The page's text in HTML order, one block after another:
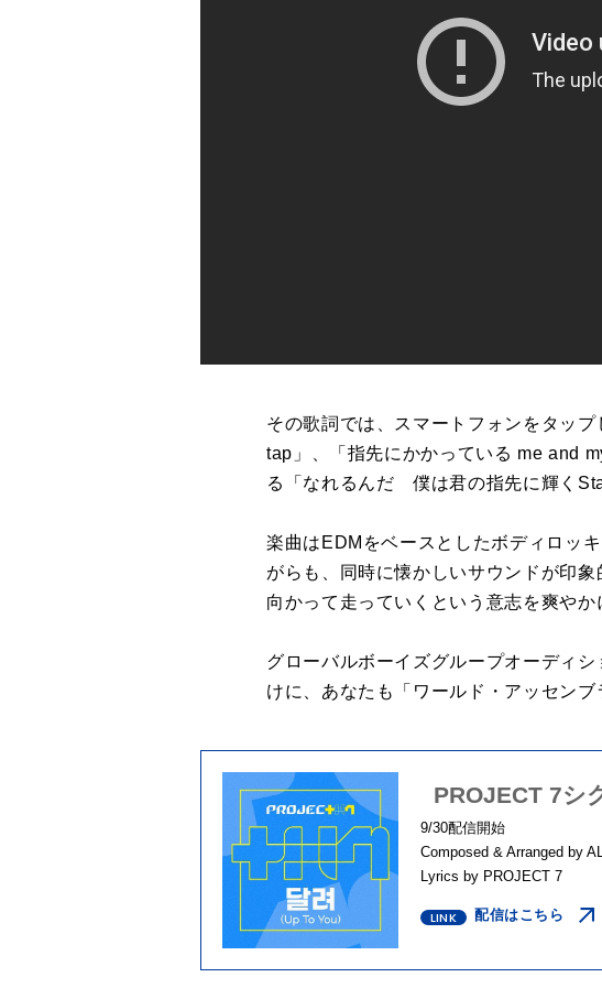
その歌詞では、スマートフォンをタッ
tap」、「指先にかかっている me and
る「なれるんだ 僕は君の指先に輝く
楽曲はEDMをベースとしたボディロッ
がらも、同時に懐かしいサウンドが印
向かって走っていくという意志を爽や
グローバルボーイズグループオーディ
けに、あなたも「ワールド・アッセン
PROJECT 7シ
9/30配信開始
Composed & Arranged by
Lyrics by PROJECT 7
配信はこちら